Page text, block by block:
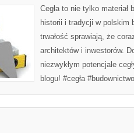
Cegła to nie tylko
historii i tradycji w polskim
trwałość sprawiają, że
architektów i inwestorów.
niezwykłym potencjale
blogu! #cegła